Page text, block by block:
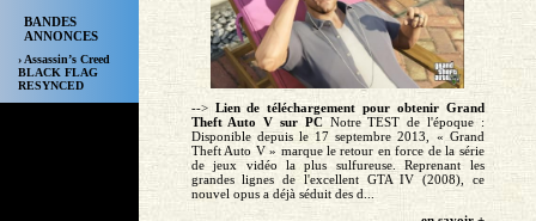
BANDES
ANNONCES
› Assassin’s Creed
BLACK FLAG
RESYNCED
--> Lien de téléchargement pour obtenir Grand
Theft Auto V sur PCNotre TEST de l'époque :
Disponible depuis le 17 septembre 2013, « Grand
Theft Auto V » marque le retour en force de la série
de jeux vidéo la plus sulfureuse. Reprenant les
grandes lignes de l'excellent GTA IV (2008), ce
nouvel opus a déjà séduit des d...